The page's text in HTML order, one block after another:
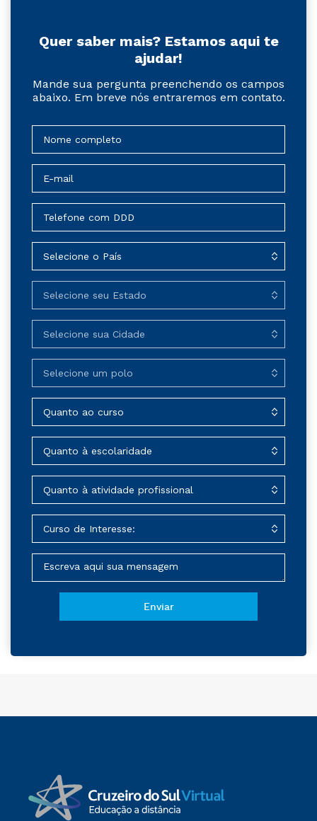
Quer saber mais? Estamos aqui te
ajudar!
Mande sua pergunta preenchendo os campos
abaixo. Em breve nós entraremos em contato.